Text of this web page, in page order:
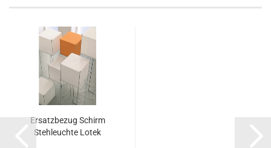
Ersatzbezug Schirm
Stehleuchte Lotek